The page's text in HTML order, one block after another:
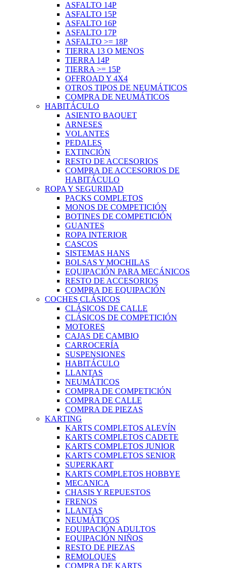
ASFALTO 14P
ASFALTO 15P
ASFALTO 16P
ASFALTO 17P
ASFALTO >= 18P
TIERRA 13 O MENOS
TIERRA 14P
TIERRA >= 15P
OFFROAD Y 4X4
OTROS TIPOS DE NEUMÁTICOS
COMPRA DE NEUMÁTICOS
HABITÁCULO
ASIENTO BAQUET
ARNESES
VOLANTES
PEDALES
EXTINCIÓN
RESTO DE ACCESORIOS
COMPRA DE ACCESORIOS DE
HABITÁCULO
ROPA Y SEGURIDAD
PACKS COMPLETOS
MONOS DE COMPETICIÓN
BOTINES DE COMPETICIÓN
GUANTES
ROPA INTERIOR
CASCOS
SISTEMAS HANS
BOLSAS Y MOCHILAS
EQUIPACIÓN PARA MECÁNICOS
RESTO DE ACCESORIOS
COMPRA DE EQUIPACIÓN
COCHES CLÁSICOS
CLÁSICOS DE CALLE
CLÁSICOS DE COMPETICIÓN
MOTORES
CAJAS DE CAMBIO
CARROCERÍA
SUSPENSIONES
HABITÁCULO
LLANTAS
NEUMÁTICOS
COMPRA DE COMPETICIÓN
COMPRA DE CALLE
COMPRA DE PIEZAS
KARTING
KARTS COMPLETOS ALEVÍN
KARTS COMPLETOS CADETE
KARTS COMPLETOS JUNIOR
KARTS COMPLETOS SENIOR
SUPERKART
KARTS COMPLETOS HOBBYE
MECANICA
CHASIS Y REPUESTOS
FRENOS
LLANTAS
NEUMÁTICOS
EQUIPACIÓN ADULTOS
EQUIPACIÓN NIÑOS
RESTO DE PIEZAS
REMOLQUES
COMPRA DE KARTS